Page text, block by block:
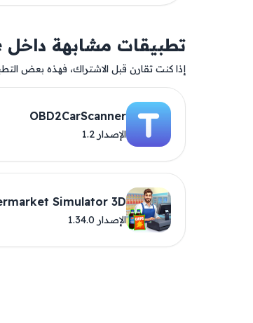
تطبيقات مشابهة داخل AM Store
إذا كنت تقارن قبل الاشتراك، فهذه بعض
OBD2CarScanner
الإصدار 1.2
Simulator 3D
الإصدار 1.34.0